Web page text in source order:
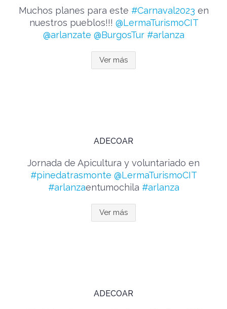
Muchos planes para este #Carnaval2023 en
nuestros pueblos!!! @LermaTurismoCIT
@arlanzate @BurgosTur #arlanza
Ver más
ADECOAR
Jornada de Apicultura y voluntariado en
#pinedatrasmonte @LermaTurismoCIT
#arlanzaentumochila #arlanza
Ver más
ADECOAR